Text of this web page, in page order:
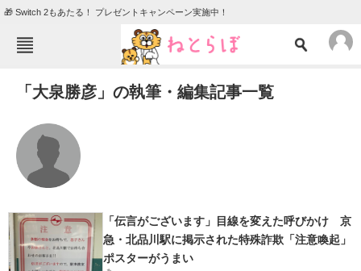
🎁 Switch 2もあたる！ プレゼントキャンペーン実施中！
TOP ニュース
エンタメ
グルメ
住まい
動物 リサーチ
会員記事
「大泉勝彦」の執筆・編集記事一覧
「伝言がございます」目線を変えた呼びかけ 京
急・北品川駅に掲示された特殊詐欺「注意喚起」
ポスターがうまい